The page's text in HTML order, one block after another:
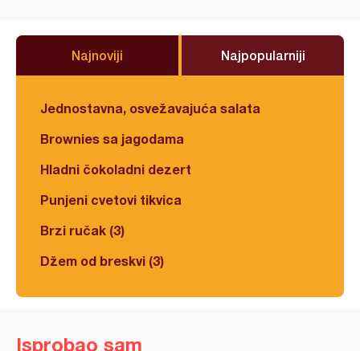
Najnoviji Najpopularniji
Jednostavna, osvežavajuća salata
Brownies sa jagodama
Hladni čokoladni dezert
Punjeni cvetovi tikvica
Brzi ručak (3)
Džem od breskvi (3)
Isprobao sam